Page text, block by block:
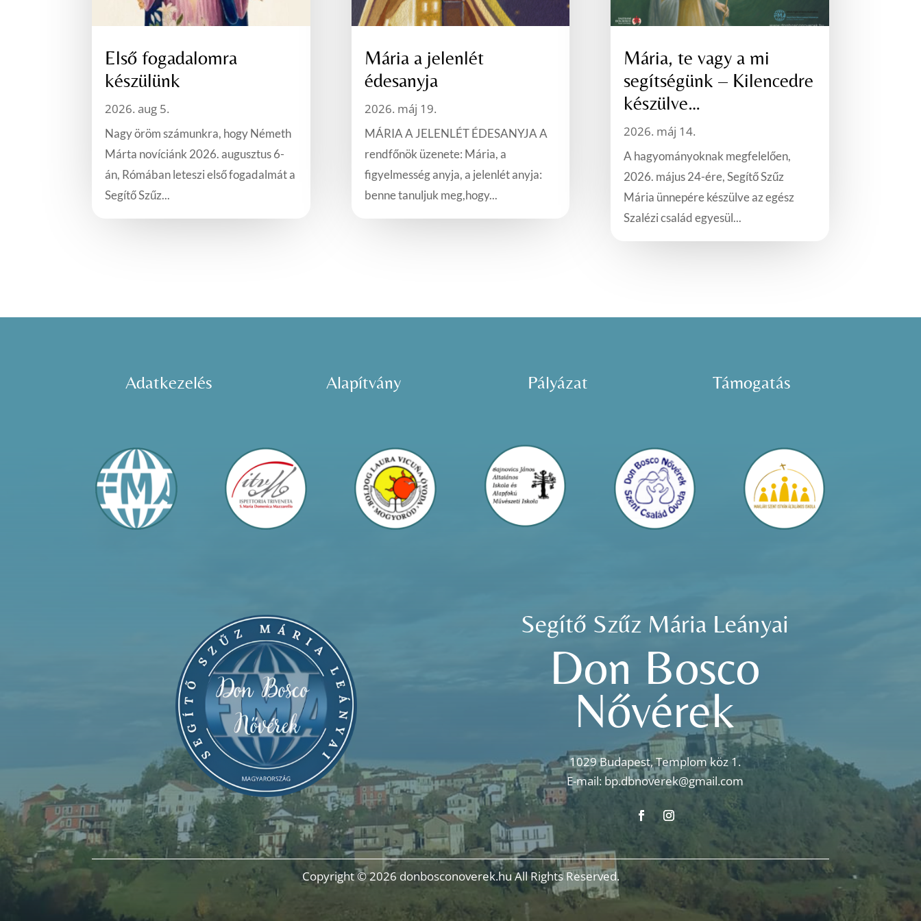
Első fogadalomra
készülünk
2026. aug 5.
Nagy öröm számunkra, hogy Németh
Márta novíciánk 2026. augusztus 6-
án, Rómában leteszi első fogadalmát a
Segítő Szűz...
Mária a jelenlét
édesanyja
2026. máj 19.
MÁRIA A JELENLÉT ÉDESANYJA A
rendfőnök üzenete: Mária, a
figyelmesség anyja, a jelenlét anyja:
benne tanuljuk meg,hogy...
Mária, te vagy a mi
segítségünk – Kilencedre
készülve…
2026. máj 14.
A hagyományoknak megfelelően,
2026. május 24-ére, Segítő Szűz
Mária ünnepére készülve az egész
Szalézi család egyesül...
Adatkezelés Alapítvány Pályázat Támogatás
Segítő Szűz Mária Leányai
Don Bosco
Nővérek
1029 Budapest, Templom köz 1.
E-mail: bp.dbnoverek@gmail.com
Copyright © 2026 donbosconoverek.hu All Rights Reserved.